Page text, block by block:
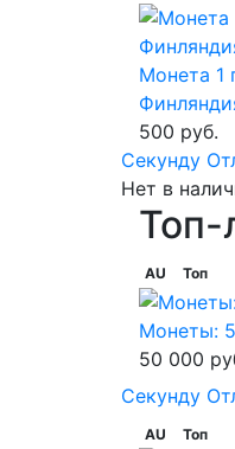
Монета 1
500 руб.
Cекунду
Нет в
Топ-
AU Топ
Монеты:
50 000
Cекунду
AU Топ